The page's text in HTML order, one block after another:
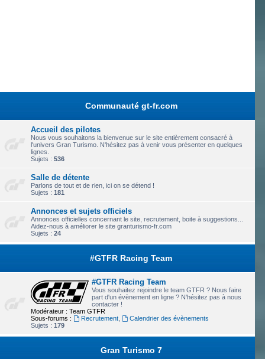
Communauté gt-fr.com
Accueil des pilotes
Nous vous souhaitons la bienvenue sur le site entièrement consacré à
l'univers Gran Turismo. N'hésitez pas à venir vous présenter en quelques
lignes.
Sujets : 536
Salle de détente
Parlons de tout et de rien, ici on se détend !
Sujets : 181
Annonces et sujets officiels
Annonces officielles concernant le site, recrutement, boite à suggestions...
Aidez-nous à améliorer le site granturismo-fr.com
Sujets : 24
#GTFR Racing Team
#GTFR Racing Team
Vous souhaitez rejoindre le team GTFR ? Nous faire
part d'un évènement en ligne ? N'hésitez pas à nous
contacter !
Modérateur : Team GTFR
Sous-forums :
Recrutement,
Calendrier des évènements
Sujets : 179
Gran Turismo 7